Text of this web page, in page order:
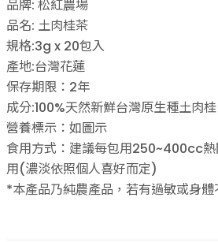
品牌: 松紅農場
品名: 土肉桂茶
規格:3g x 20包入
產地:台灣花蓮
保存期限：2年
成分:100%天然新鮮台灣原生種土肉桂
營養標示：如圖示
食用方式：建議每包用250~400cc
用(濃淡依照個人喜好而定)
*本產品乃純農產品，若有過敏或身